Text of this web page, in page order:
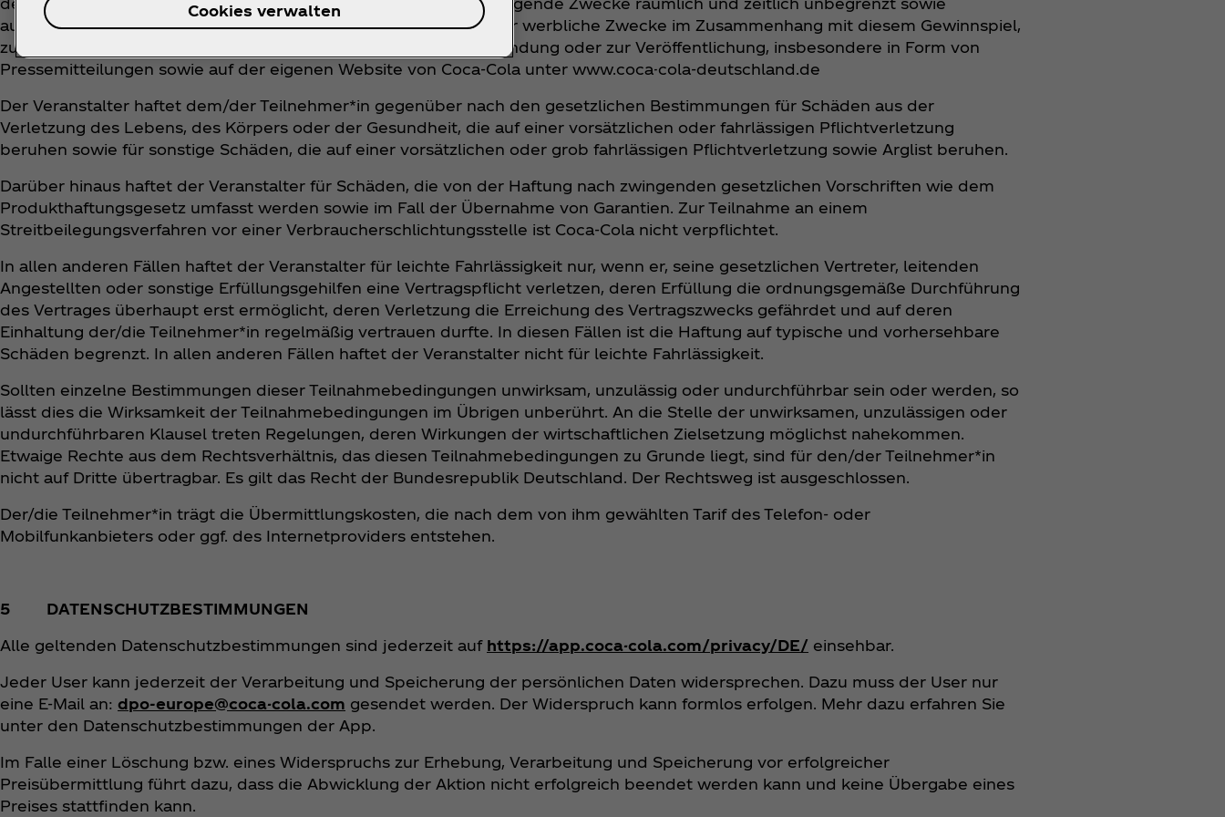
ausschließlich verwendet werden dürfen: redaktionelle und/oder werbliche Zwecke im Zusammenhang mit diesem Gewinnspiel,
zur Vervielfältigung, Bearbeitung, Umgestaltung, Verbreitung, Sendung oder zur Veröffentlichung, insbesondere in Form von
Pressemitteilungen sowie auf der eigenen Website von Coca‑Cola unter www.coca-cola-deutschland.de
Der Veranstalter haftet dem/der Teilnehmer*in gegenüber nach den gesetzlichen Bestimmungen für Schäden aus der
Verletzung des Lebens, des Körpers oder der Gesundheit, die auf einer vorsätzlichen oder fahrlässigen Pflichtverletzung
beruhen sowie für sonstige Schäden, die auf einer vorsätzlichen oder grob fahrlässigen Pflichtverletzung sowie Arglist beruhen.
Darüber hinaus haftet der Veranstalter für Schäden, die von der Haftung nach zwingenden gesetzlichen Vorschriften wie dem
Produkthaftungsgesetz umfasst werden sowie im Fall der Übernahme von Garantien. Zur Teilnahme an einem
Streitbeilegungsverfahren vor einer Verbraucherschlichtungsstelle ist Coca‑Cola nicht verpflichtet.
In allen anderen Fällen haftet der Veranstalter für leichte Fahrlässigkeit nur, wenn er, seine gesetzlichen Vertreter, leitenden
Angestellten oder sonstige Erfüllungsgehilfen eine Vertragspflicht verletzen, deren Erfüllung die ordnungsgemäße Durchführung
des Vertrages überhaupt erst ermöglicht, deren Verletzung die Erreichung des Vertragszwecks gefährdet und auf deren
Einhaltung der/die Teilnehmer*in regelmäßig vertrauen durfte. In diesen Fällen ist die Haftung auf typische und vorhersehbare
Schäden begrenzt. In allen anderen Fällen haftet der Veranstalter nicht für leichte Fahrlässigkeit.
Sollten einzelne Bestimmungen dieser Teilnahmebedingungen unwirksam, unzulässig oder undurchführbar sein oder werden, so
lässt dies die Wirksamkeit der Teilnahmebedingungen im Übrigen unberührt. An die Stelle der unwirksamen, unzulässigen oder
undurchführbaren Klausel treten Regelungen, deren Wirkungen der wirtschaftlichen Zielsetzung möglichst nahekommen.
Etwaige Rechte aus dem Rechtsverhältnis, das diesen Teilnahmebedingungen zu Grunde liegt, sind für den/der Teilnehmer*in
nicht auf Dritte übertragbar. Es gilt das Recht der Bundesrepublik Deutschland. Der Rechtsweg ist ausgeschlossen.
Der/die Teilnehmer*in trägt die Übermittlungskosten, die nach dem von ihm gewählten Tarif des Telefon- oder
Mobilfunkanbieters oder ggf. des Internetproviders entstehen.
5 DATENSCHUTZBESTIMMUNGEN
Alle geltenden Datenschutzbestimmungen sind jederzeit auf https://app.coca-cola.com/privacy/DE/ einsehbar.
Jeder User kann jederzeit der Verarbeitung und Speicherung der persönlichen Daten widersprechen. Dazu muss der User nur
eine E-Mail an: dpo-europe@coca-cola.com gesendet werden. Der Widerspruch kann formlos erfolgen. Mehr dazu erfahren Sie
unter den Datenschutzbestimmungen der App.
Im Falle einer Löschung bzw. eines Widerspruchs zur Erhebung, Verarbeitung und Speicherung vor erfolgreicher
Preisübermittlung führt dazu, dass die Abwicklung der Aktion nicht erfolgreich beendet werden kann und keine Übergabe eines
Preises stattfinden kann.
Cookies verwalten